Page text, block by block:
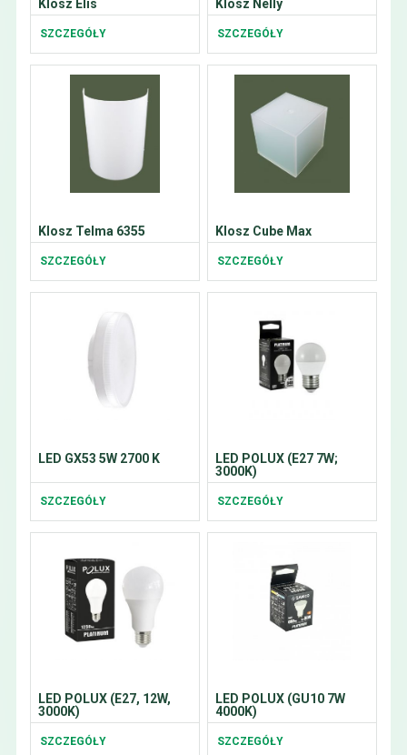
Klosz Elis
SZCZEGÓŁY
Klosz Nelly
SZCZEGÓŁY
Klosz Telma 6355
SZCZEGÓŁY
Klosz Cube Max
SZCZEGÓŁY
LED GX53 5W 2700 K
SZCZEGÓŁY
LED POLUX (E27 7W;
3000K)
SZCZEGÓŁY
LED POLUX (E27, 12W,
3000K)
SZCZEGÓŁY
LED POLUX (GU10 7W
4000K)
SZCZEGÓŁY